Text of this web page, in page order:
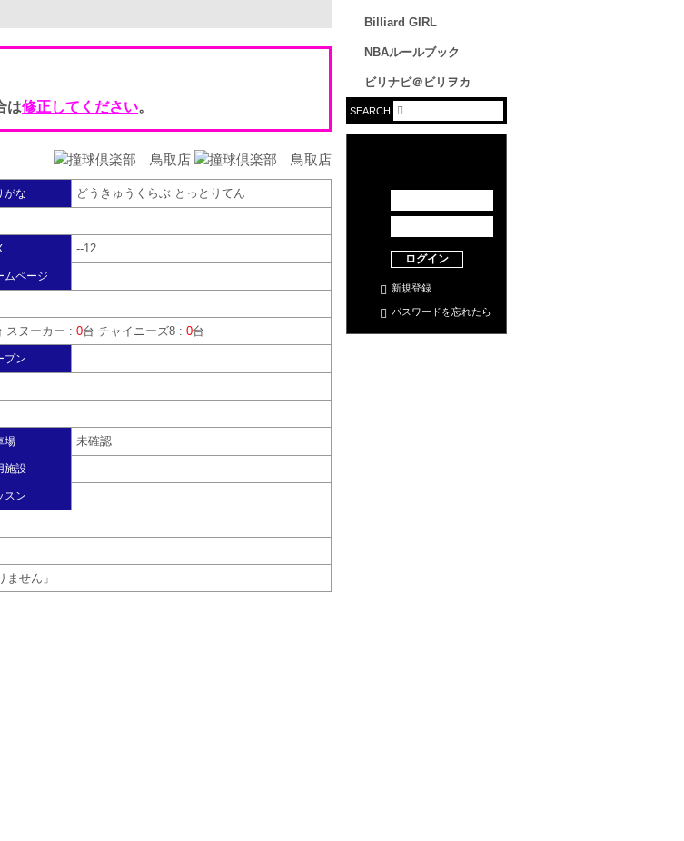
は修正してください。
がな どうきゅうくらぶ とっとりてん
--12
ムページ
スヌーカー : 0台 チャイニーズ8 : 0台
プン
場 未確認
施設
スン
せん」
Billiard GIRL
NBAルールブック
ビリナビ＠ビリヲカ
SEARCH
ログイン
新規登録
パスワードを忘れたら